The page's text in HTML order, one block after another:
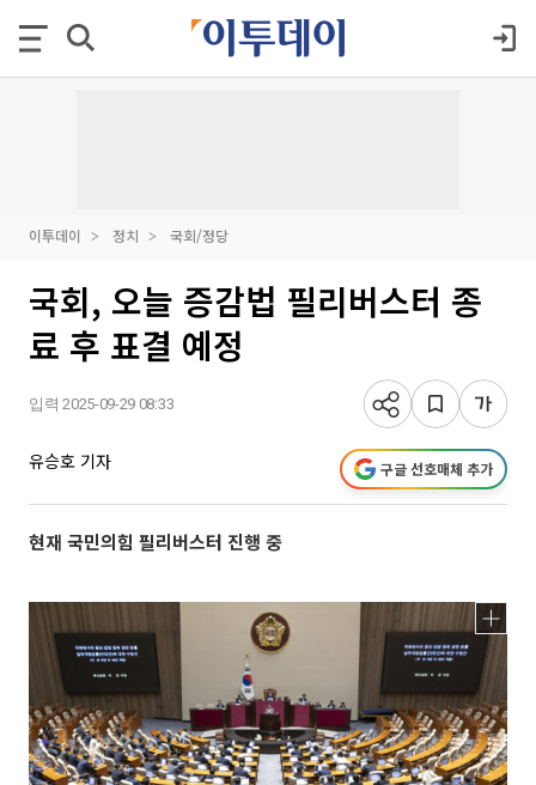
이투데이 정치 국회/정당
국회, 오늘 증감법 필리버스터 종
료 후 표결 예정
입력 2025-09-29 08:33
유승호 기자 구글 선호매체 추가
현재 국민의힘 필리버스터 진행 중